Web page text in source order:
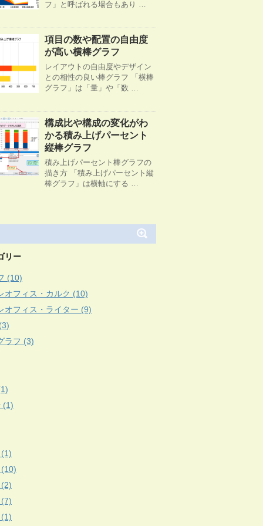
フ」と呼ばれる場合もあり …
項目の数や配置の自由度
が高い横棒グラフ
レイアウトの自由度やデザイン
との相性の良い棒グラフ 「横棒
グラフ」は「量」や「数 …
構成比や構成の変化がわ
かる積み上げパーセント
縦棒グラフ
積み上げパーセント棒グラフの
描き方 「積み上げパーセント縦
棒グラフ」は横軸にする …
リー
(10)
オフィス・カルク (10)
オフィス・ライター (9)
ラフ (3)
(1)